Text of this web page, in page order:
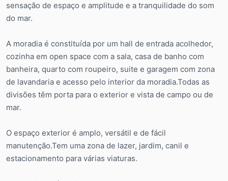
sensação de espaço e amplitude e a tranquilidade do som
do mar.
A moradia é constituída por um hall de entrada acolhedor,
cozinha em open space com a sala, casa de banho com
banheira, quarto com roupeiro, suite e garagem com zona
de lavandaria e acesso pelo interior da moradia.Todas as
divisões têm porta para o exterior e vista de campo ou de
mar.
O espaço exterior é amplo, versátil e de fácil
manutenção.Tem uma zona de lazer, jardim, canil e
estacionamento para várias viaturas.